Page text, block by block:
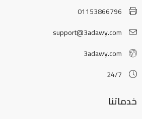
01153866796
support@3adawy.com
3adawy.com
24/7
خدماتنا